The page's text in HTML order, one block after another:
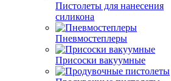
Пистолеты для нанесения
силикона
Пневмостеплеры
Присоски вакуумные